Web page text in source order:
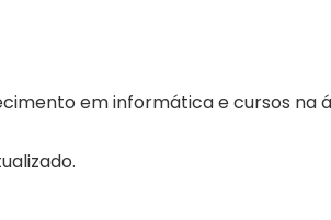
em informática e cursos na